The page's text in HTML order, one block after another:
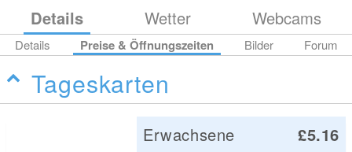
Details Wetter Webcams
Details Preise & Öffnungszeiten Bilder Forum
Tageskarten
Erwachsene
£5.16